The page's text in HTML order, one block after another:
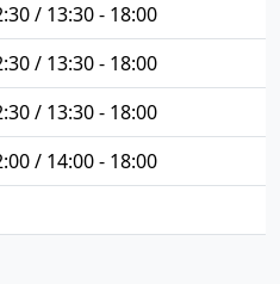
/ 13:30 - 18:00
/ 13:30 - 18:00
/ 13:30 - 18:00
/ 14:00 - 18:00